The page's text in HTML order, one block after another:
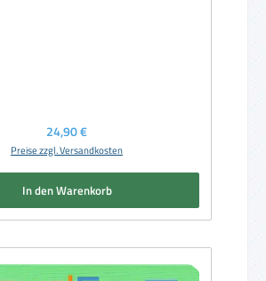
Regulärer Preis:
24,90 €
Preise zzgl. Versandkosten
In den Warenkorb